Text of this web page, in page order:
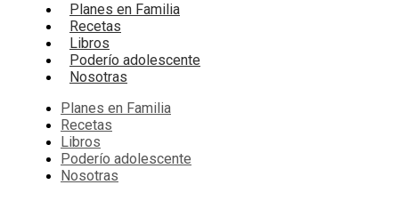
Planes en Familia
Recetas
Libros
Poderío adolescente
Nosotras
Planes en Familia
Recetas
Libros
Poderío adolescente
Nosotras